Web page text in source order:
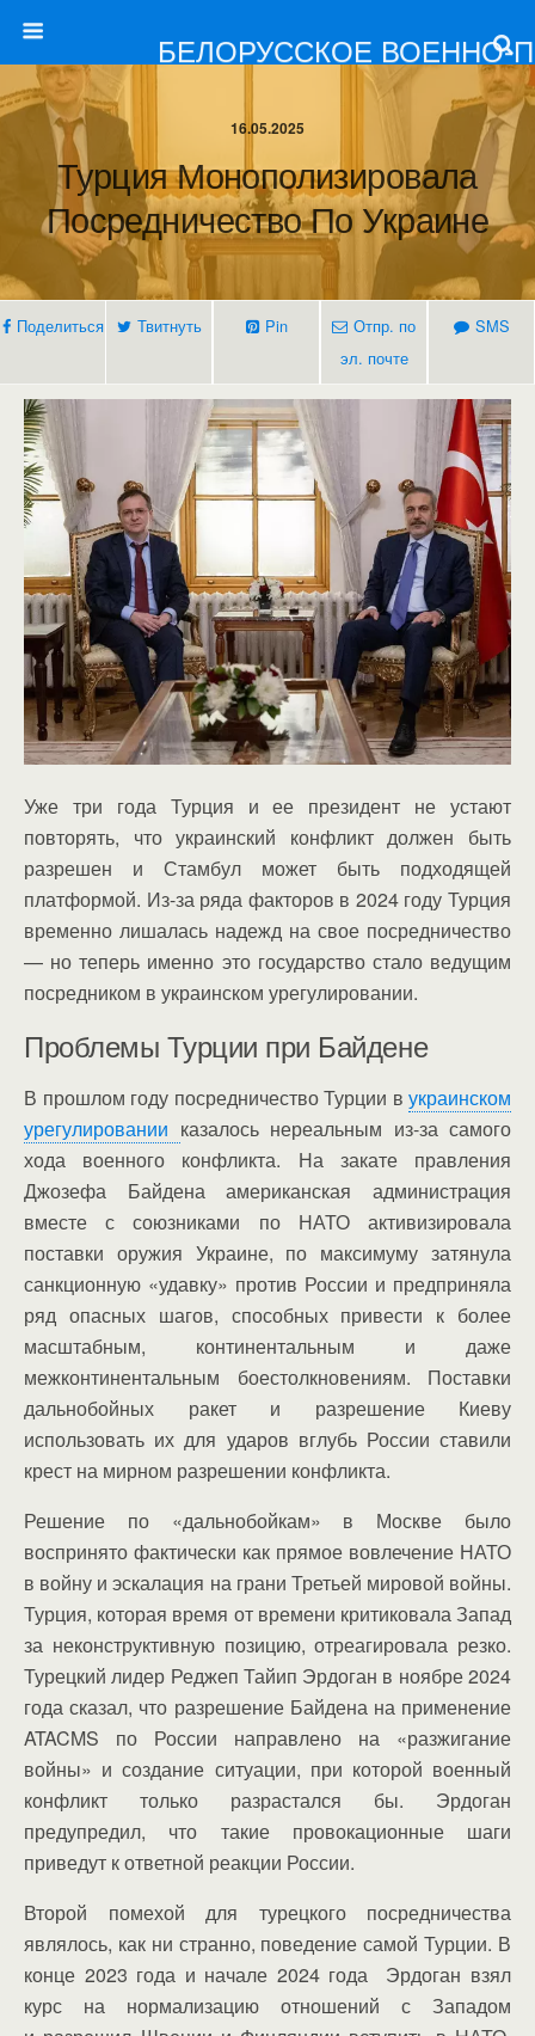
БЕЛОРУССКОЕ ВОЕННО-
16.05.2025
Турция Монополизировала
Посредничество По Украине
Поделиться Твитнуть Pin
Отпр. по
эл. почте
SMS
Уже три года Турция и ее президент не устают
повторять, что украинский конфликт должен быть
разрешен и Стамбул может быть подходящей
платформой. Из-за ряда факторов в 2024 году Турция
временно лишалась надежд на свое посредничество
— но теперь именно это государство стало ведущим
посредником в украинском урегулировании.
Проблемы Турции при Байдене
В прошлом году посредничество Турции в украинском
урегулировании казалось нереальным из-за самого
хода военного конфликта. На закате правления
Джозефа Байдена американская администрация
вместе с союзниками по НАТО активизировала
поставки оружия Украине, по максимуму затянула
санкционную «удавку» против России и предприняла
ряд опасных шагов, способных привести к более
масштабным, континентальным и даже
межконтинентальным боестолкновениям. Поставки
дальнобойных ракет и разрешение Киеву
использовать их для ударов вглубь России ставили
крест на мирном разрешении конфликта.
Решение по «дальнобойкам» в Москве было
воспринято фактически как прямое вовлечение НАТО
в войну и эскалация на грани Третьей мировой войны.
Турция, которая время от времени критиковала Запад
за неконструктивную позицию, отреагировала резко.
Турецкий лидер Реджеп Тайип Эрдоган в ноябре 2024
года сказал, что разрешение Байдена на применение
ATACMS по России направлено на «разжигание
войны» и создание ситуации, при которой военный
конфликт только разрастался бы. Эрдоган
предупредил, что такие провокационные шаги
приведут к ответной реакции России.
Второй помехой для турецкого посредничества
являлось, как ни странно, поведение самой Турции. В
конце 2023 года и начале 2024 года Эрдоган взял
курс на нормализацию отношений с Западом